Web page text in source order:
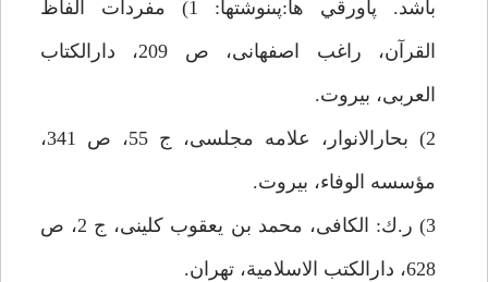
باشد. پاورقي ها:پى‏نوشت‏ها: 1) مفردات الفاظ
القرآن، راغب اصفهانى، ص 209، دارالكتاب
العربى، بيروت.
2) بحارالانوار، علامه مجلسى، ج 55، ص 341،
مؤسسه الوفاء، بيروت.
3) ر.ك: الكافى، محمد بن يعقوب كلينى، ج 2، ص
628، دارالكتب الاسلامية، تهران.